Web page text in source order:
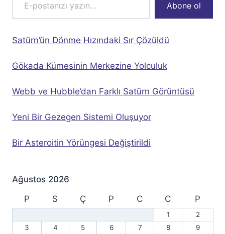
Abone ol
Satürn’ün Dönme Hızındaki Sır Çözüldü
Gökada Kümesinin Merkezine Yolculuk
Webb ve Hubble’dan Farklı Satürn Görüntüsü
Yeni Bir Gezegen Sistemi Oluşuyor
Bir Asteroitin Yörüngesi Değiştirildi
Ağustos 2026
P
S Ç P C C P
1
2
3
4 5 6 7 8
9